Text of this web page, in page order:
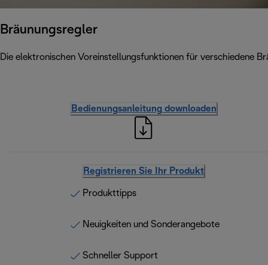
Bräunungsregler
Die elektronischen Voreinstellungsfunktionen für verschiedene
Bedienungsanleitung downloaden
Registrieren Sie Ihr Produkt
Produkttipps
Neuigkeiten und Sonderangebote
Schneller Support